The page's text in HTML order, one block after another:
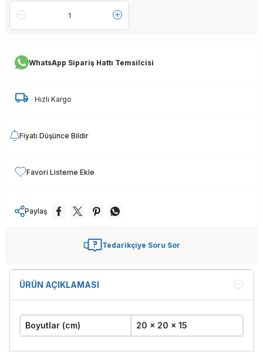
WhatsApp Sipariş Hattı Temsilcisi
Hızlı Kargo
Fiyatı Düşünce Bildir
Favori Listeme Ekle
Paylaş
Tedarikçiye Soru Sor
ÜRÜN AÇIKLAMASI
Boyutlar (cm) 20 x 20 x 15